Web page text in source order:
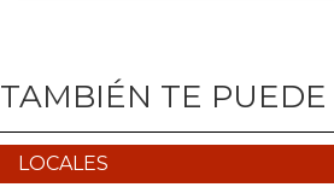
TAMBIÉN TE PUEDE
LOCALES